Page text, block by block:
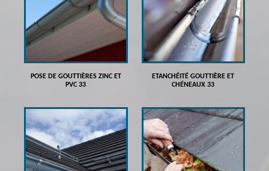
POSE DE GOUTTIÈRES ZINC ET
PVC 33
ETANCHÉITÉ GOUTTIÈRE ET
CHÉNEAUX 33